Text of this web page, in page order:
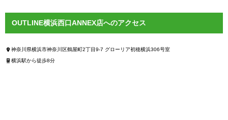
OUTLINE横浜西口ANNEX店へのアクセス
神奈川県横浜市神奈川区鶴屋町2丁目9-7 グローリア初穂横浜306号室
横浜駅から徒歩8分